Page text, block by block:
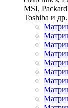
MSI,
Toshiba и др.